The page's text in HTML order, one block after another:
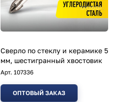
Сверло по стеклу и керамике 5
мм, шестигранный хвостовик
Арт. 107336
ОПТОВЫЙ ЗАКАЗ